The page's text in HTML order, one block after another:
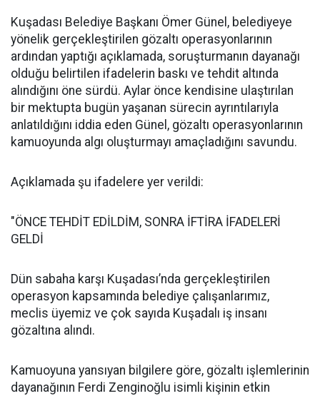
Kuşadası Belediye Başkanı Ömer Günel, belediyeye
yönelik gerçekleştirilen gözaltı operasyonlarının
ardından yaptığı açıklamada, soruşturmanın dayanağı
olduğu belirtilen ifadelerin baskı ve tehdit altında
alındığını öne sürdü. Aylar önce kendisine ulaştırılan
bir mektupta bugün yaşanan sürecin ayrıntılarıyla
anlatıldığını iddia eden Günel, gözaltı operasyonlarının
kamuoyunda algı oluşturmayı amaçladığını savundu.
Açıklamada şu ifadelere yer verildi:
"ÖNCE TEHDİT EDİLDİM, SONRA İFTİRA İFADELERİ
GELDİ
Dün sabaha karşı Kuşadası’nda gerçekleştirilen
operasyon kapsamında belediye çalışanlarımız,
meclis üyemiz ve çok sayıda Kuşadalı iş insanı
gözaltına alındı.
Kamuoyuna yansıyan bilgilere göre, gözaltı işlemlerinin
dayanağının Ferdi Zenginoğlu isimli kişinin etkin